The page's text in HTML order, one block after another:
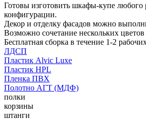
Готовы изготовить шкафы-купе любого
конфигурации.
Декор и отделку фасадов можно
Возможно сочетание нескольких
Бесплатная сборка в течение 1-2
ЛДСП
Пластик Alvic Luxe
Пластик HPL
Пленка ПВХ
Полотно АГТ (МДФ)
полки
корзины
штанги